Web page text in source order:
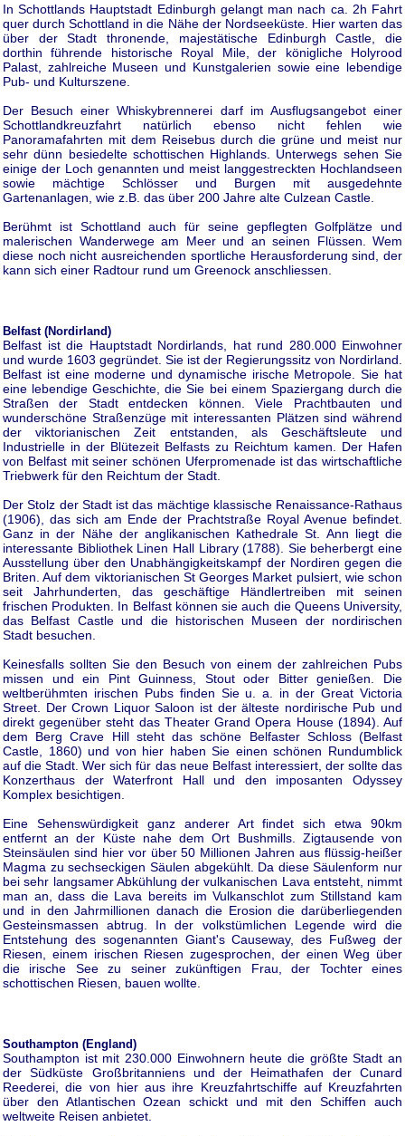
In Schottlands Hauptstadt Edinburgh gelangt man nach ca. 2h Fahrt
quer durch Schottland in die Nähe der Nordseeküste. Hier warten das
über der Stadt thronende, majestätische Edinburgh Castle, die
dorthin führende historische Royal Mile, der königliche Holyrood
Palast, zahlreiche Museen und Kunstgalerien sowie eine lebendige
Pub- und Kulturszene.
Der Besuch einer Whiskybrennerei darf im Ausflugsangebot einer
Schottlandkreuzfahrt natürlich ebenso nicht fehlen wie
Panoramafahrten mit dem Reisebus durch die grüne und meist nur
sehr dünn besiedelte schottischen Highlands. Unterwegs sehen Sie
einige der Loch genannten und meist langgestreckten Hochlandseen
sowie mächtige Schlösser und Burgen mit ausgedehnte
Gartenanlagen, wie z.B. das über 200 Jahre alte Culzean Castle.
Berühmt ist Schottland auch für seine gepflegten Golfplätze und
malerischen Wanderwege am Meer und an seinen Flüssen. Wem
diese noch nicht ausreichenden sportliche Herausforderung sind, der
kann sich einer Radtour rund um Greenock anschliessen.
Belfast (Nordirland)
Belfast ist die Hauptstadt Nordirlands, hat rund 280.000 Einwohner
und wurde 1603 gegründet. Sie ist der Regierungssitz von Nordirland.
Belfast ist eine moderne und dynamische irische Metropole. Sie hat
eine lebendige Geschichte, die Sie bei einem Spaziergang durch die
Straßen der Stadt entdecken können. Viele Prachtbauten und
wunderschöne Straßenzüge mit interessanten Plätzen sind während
der viktorianischen Zeit entstanden, als Geschäftsleute und
Industrielle in der Blütezeit Belfasts zu Reichtum kamen. Der Hafen
von Belfast mit seiner schönen Uferpromenade ist das wirtschaftliche
Triebwerk für den Reichtum der Stadt.
Der Stolz der Stadt ist das mächtige klassische Renaissance-Rathaus
(1906), das sich am Ende der Prachtstraße Royal Avenue befindet.
Ganz in der Nähe der anglikanischen Kathedrale St. Ann liegt die
interessante Bibliothek Linen Hall Library (1788). Sie beherbergt eine
Ausstellung über den Unabhängigkeitskampf der Nordiren gegen die
Briten. Auf dem viktorianischen St Georges Market pulsiert, wie schon
seit Jahrhunderten, das geschäftige Händlertreiben mit seinen
frischen Produkten. In Belfast können sie auch die Queens University,
das Belfast Castle und die historischen Museen der nordirischen
Stadt besuchen.
Keinesfalls sollten Sie den Besuch von einem der zahlreichen Pubs
missen und ein Pint Guinness, Stout oder Bitter genießen. Die
weltberühmten irischen Pubs finden Sie u. a. in der Great Victoria
Street. Der Crown Liquor Saloon ist der älteste nordirische Pub und
direkt gegenüber steht das Theater Grand Opera House (1894). Auf
dem Berg Crave Hill steht das schöne Belfaster Schloss (Belfast
Castle, 1860) und von hier haben Sie einen schönen Rundumblick
auf die Stadt. Wer sich für das neue Belfast interessiert, der sollte das
Konzerthaus der Waterfront Hall und den imposanten Odyssey
Komplex besichtigen.
Eine Sehenswürdigkeit ganz anderer Art findet sich etwa 90km
entfernt an der Küste nahe dem Ort Bushmills. Zigtausende von
Steinsäulen sind hier vor über 50 Millionen Jahren aus flüssig-heißer
Magma zu sechseckigen Säulen abgekühlt. Da diese Säulenform nur
bei sehr langsamer Abkühlung der vulkanischen Lava entsteht, nimmt
man an, dass die Lava bereits im Vulkanschlot zum Stillstand kam
und in den Jahrmillionen danach die Erosion die darüberliegenden
Gesteinsmassen abtrug. In der volkstümlichen Legende wird die
Entstehung des sogenannten Giant's Causeway, des Fußweg der
Riesen, einem irischen Riesen zugesprochen, der einen Weg über
die irische See zu seiner zukünftigen Frau, der Tochter eines
schottischen Riesen, bauen wollte.
Southampton (England)
Southampton ist mit 230.000 Einwohnern heute die größte Stadt an
der Südküste Großbritanniens und der Heimathafen der Cunard
Reederei, die von hier aus ihre Kreuzfahrtschiffe auf Kreuzfahrten
über den Atlantischen Ozean schickt und mit den Schiffen auch
weltweite Reisen anbietet.